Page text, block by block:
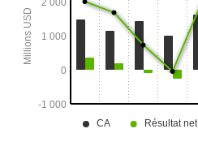
NSR de San Luis et la